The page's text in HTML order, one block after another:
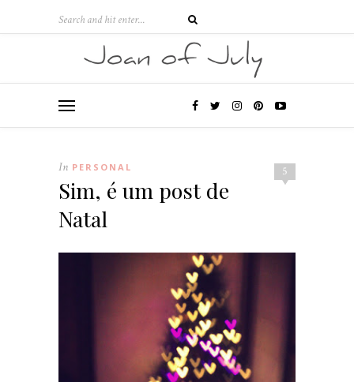
5
In PERSONAL
Sim, é um post de
Natal